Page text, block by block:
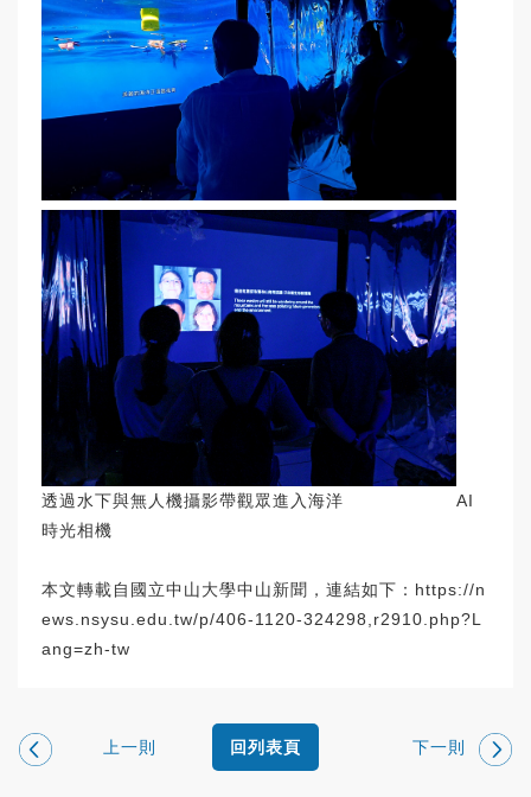
透過水下與無人機攝影帶觀眾進入海洋 AI
時光相機
本文轉載自國立中山大學中山新聞，連結如下： https://n
ews.nsysu.edu.tw/p/406-1120-324298,r2910.php?L
ang=zh-tw
上一則 下一則
回列表頁